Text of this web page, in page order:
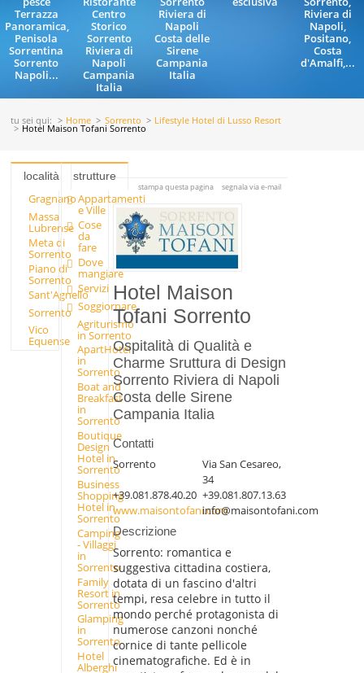
Terrazza
Panoramica,
Penisola
Sorrentina
Sorrento
Napoli...
Centro
Storico
Sorrento
Riviera di
Napoli
Campania
Italia
Riviera di
Napoli
Costa delle
Sirene
Campania
Italia
Riviera di
Napoli,
Positano,
Costa
d'Amalfi,...
tu sei qui: Home Sorrento Lifestyle Hotel di Lusso Resort
Hotel Maison Tofani Sorrento
località
Gragnano
Massa
Lubrense
Meta di
Sorrento
Piano di
Sorrento
Sant'Agnello
Sorrento
Vico
Equense
strutture
Appartamenti
e Ville
Cose
da
fare
Dove
mangiare
Servizi
Soggiornare
Agriturismo
in Sorrento
ApartHotel
in
Sorrento
Boat and
Breakfast
in
Sorrento
Boutique
Design
Hotel in
Sorrento
Business
Shopping
Hotel in
Sorrento
Camping
- Villaggi
in
Sorrento
Family
Resort in
Sorrento
Glamping
in
Sorrento
Hotel
Alberghi
stampa questa pagina segnala via e-mail
Hotel Maison
Tofani Sorrento
Ospitalità di Qualità e
Charme Sruttura di Design
Sorrento Riviera di Napoli
Costa delle Sirene
Campania Italia
Contatti
Sorrento
Via San Cesareo,
34
+39.081.878.40.20 +39.081.807.13.63
www.maisontofani.cominfo@maisontofani.com
Descrizione
Sorrento: romantica e
suggestiva cittadina costiera,
dotata di un fascino d'altri
tempi, resa celebre in tutto il
mondo perché protagonista di
numerose canzoni nonché
cornice di tante pellicole
cinematografiche. Ed è in